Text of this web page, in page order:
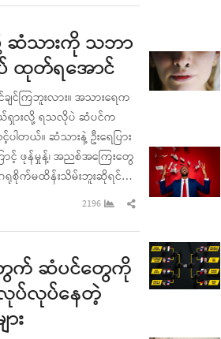
post
ဆံသားကို သဘာ
ထုတ်ရအောင်
င်ကြဘူးလား။ အသားရေက
ားလို့ ရသလိုပဲ ဆံပင်က
ယ်။ ဆံသားနဲ့ ဦးရေပြား
င့် ဖုန်မှုန့်၊ အညစ်အကြေးတွေ
ရုစိုက်မထိန်းသိမ်းဘူးဆိုရင်…
2196
Share
post
က် ဆံပင်တွေကို
ပ်လုပ်နေတဲ့
း